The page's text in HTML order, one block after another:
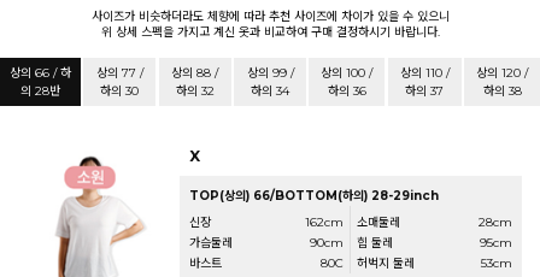
사이즈가 비슷하더라도 체향에 따라 추천 사이즈에 차이가 있을 수 있으니
위 상세 스펙을 가지고 계신 옷과 비교하여 구매 결정하시기 바랍니다.
상의 66 / 하
의 28반
상의 77 /
하의 30
상의 88 /
하의 32
상의 99 /
하의 34
상의 100 /
하의 36
상의 110 /
하의 37
상의 120 /
하의 38
X
TOP(상의) 66/BOTTOM(하의) 28-29inch
신장
162cm
가슴둘레
90cm
바스트
80C
소매둘레
28cm
힙 둘레
95cm
허벅지 둘레
53cm